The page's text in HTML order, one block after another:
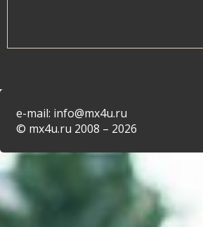
e-mail: info@mx4u.ru
© mx4u.ru 2008 – 2026